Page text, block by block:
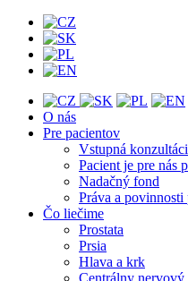
O nás
Pre pacientov
Vstupná
Pacient je pre nás
Nadačný fond
Práva a povinnosti
Čo liečime
Prostata
Prsia
Hlava a krk
Centrálny nervový